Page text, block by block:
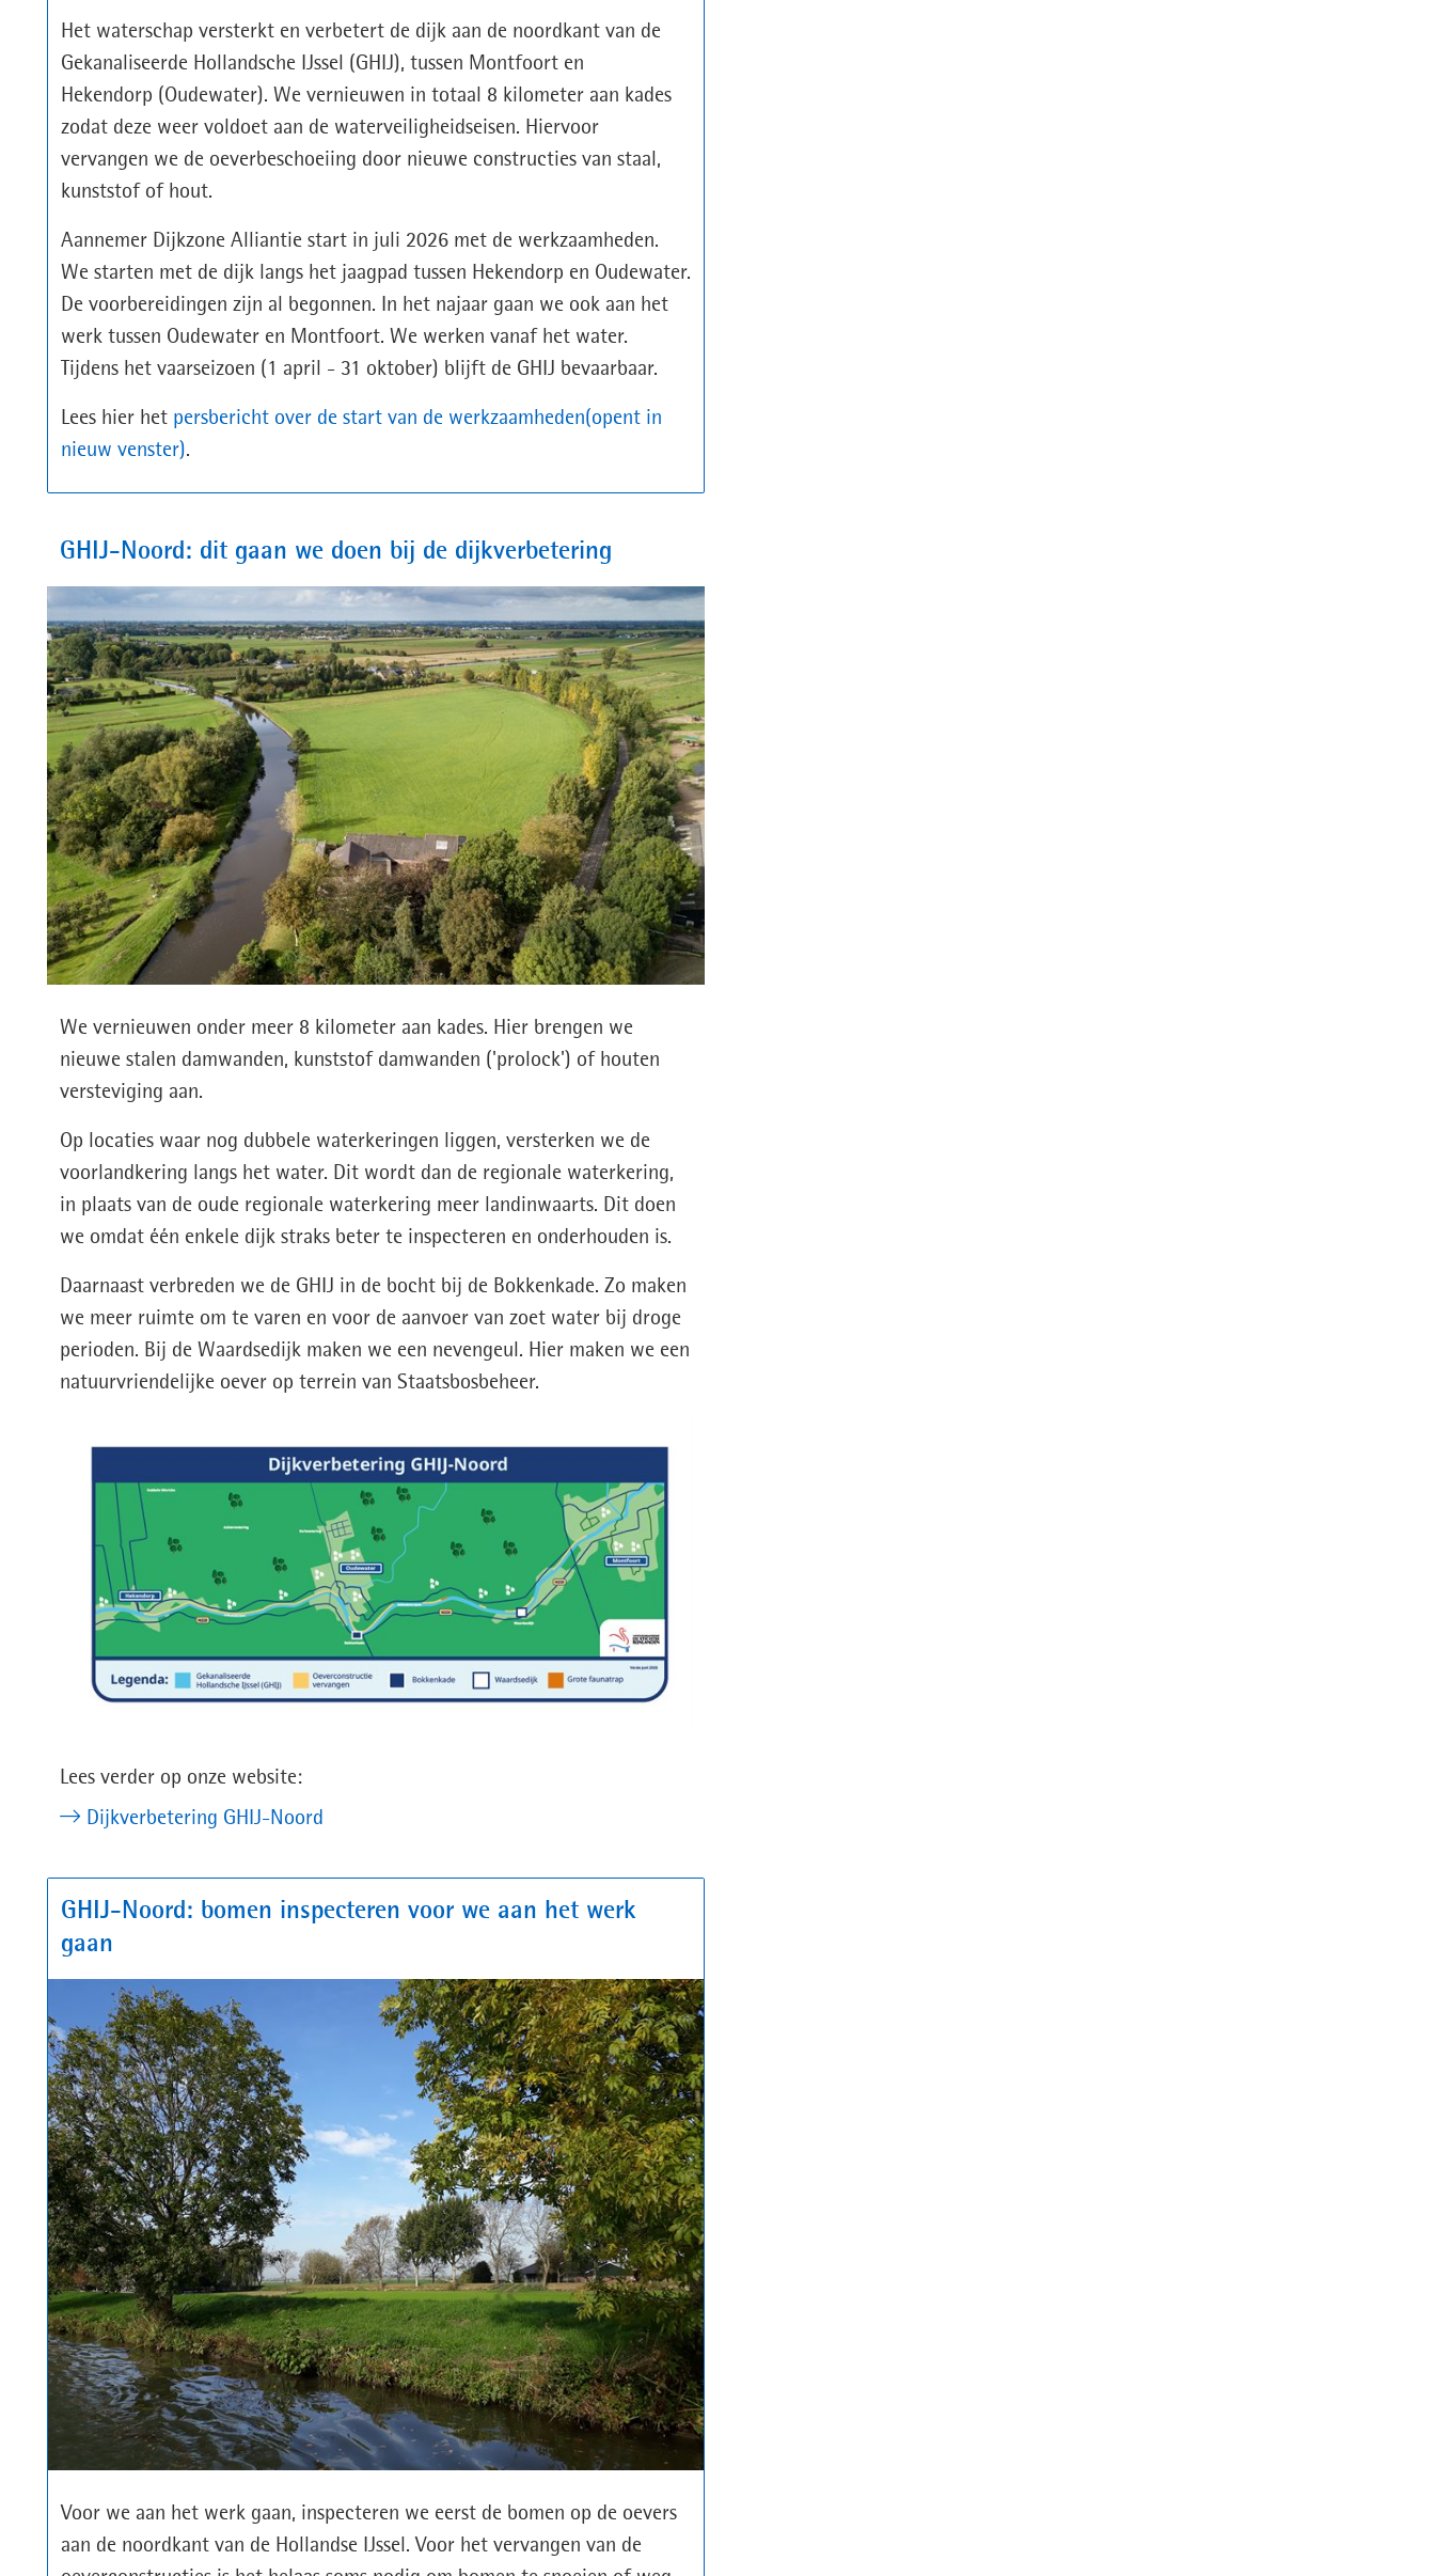
Het waterschap versterkt en verbetert de dijk aan de noordkant van de
Gekanaliseerde Hollandsche IJssel (GHIJ), tussen Montfoort en
Hekendorp (Oudewater). We vernieuwen in totaal 8 kilometer aan kades
zodat deze weer voldoet aan de waterveiligheidseisen. Hiervoor
vervangen we de oeverbeschoeiing door nieuwe constructies van staal,
kunststof of hout.
Aannemer Dijkzone Alliantie start in juli 2026 met de werkzaamheden.
We starten met de dijk langs het jaagpad tussen Hekendorp en Oudewater.
De voorbereidingen zijn al begonnen. In het najaar gaan we ook aan het
werk tussen Oudewater en Montfoort. We werken vanaf het water.
Tijdens het vaarseizoen (1 april - 31 oktober) blijft de GHIJ bevaarbaar.
Lees hier het persbericht over de start van de werkzaamheden(opent in
nieuw venster)(opent
venster)
.
GHIJ-Noord: dit gaan we doen bij de dijkverbetering
We vernieuwen onder meer 8 kilometer aan kades. Hier brengen we
nieuwe stalen damwanden, kunststof damwanden ('prolock') of houten
versteviging aan.
Op locaties waar nog dubbele waterkeringen liggen, versterken we de
voorlandkering langs het water. Dit wordt dan de regionale waterkering,
in plaats van de oude regionale waterkering meer landinwaarts. Dit doen
we omdat één enkele dijk straks beter te inspecteren en onderhouden is.
Daarnaast verbreden we de GHIJ in de bocht bij de Bokkenkade. Zo maken
we meer ruimte om te varen en voor de aanvoer van zoet water bij droge
perioden. Bij de Waardsedijk maken we een nevengeul. Hier maken we een
natuurvriendelijke oever op terrein van Staatsbosbeheer.
Lees verder op onze website:
Dijkverbetering GHIJ-Noord
GHIJ-Noord: bomen inspecteren voor we aan het werk
gaan
Voor we aan het werk gaan, inspecteren we eerst de bomen op de oevers
aan de noordkant van de Hollandse IJssel. Voor het vervangen van de